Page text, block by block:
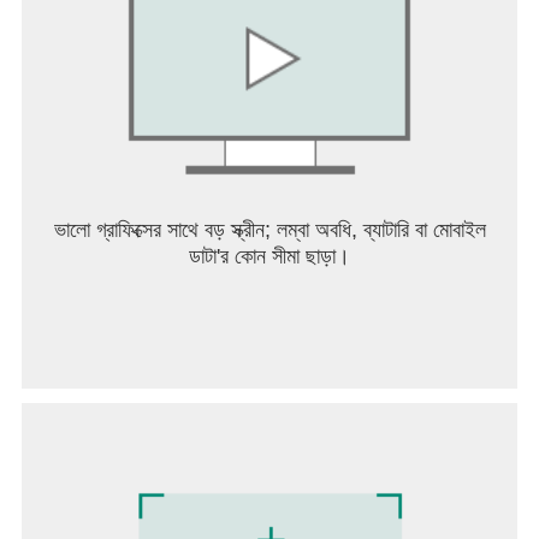
ধরনের আইপিটিভি পরিষেবা প্রদান করি না।
এই অ্যাপটির কোনো তৃতীয় অংশ প্রদানকারীর সাথে কোনো সম্পর্ক নেই।
মালিক বা দায়বদ্ধ হওয়ার জন্য অ্যাপ্লিকেশনটি নিজেকে ঘোষণা করেনি এবং
অ্যাপ্লিকেশনটি শুরু করার সময় কোনও বিষয়বস্তু সম্পূর্ণরূপে মুক্ত থাকে
ভালো গ্রাফিক্সের সাথে বড় স্ক্রীন; লম্বা অবধি, ব্যাটারি বা মোবাইল
ডাটা'র কোন সীমা ছাড়া।